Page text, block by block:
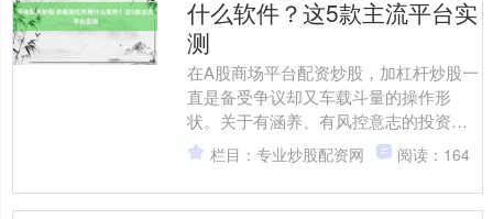
什么软件？这5款主流平台实
测
在A股商场平台配资炒股，加杠杆炒股一
直是备受争议却又车载斗量的操作形
状。关于有涵养、有风控意志的投资者
而言，合理使用杠杆照实能放大收益。
但“用什么软件加杠杆”这....
栏目：专业炒股配资网 阅读：164